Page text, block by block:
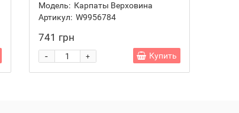
Модель: Карпаты Верховина
Артикул: W9956784
741 грн
+
- Купить